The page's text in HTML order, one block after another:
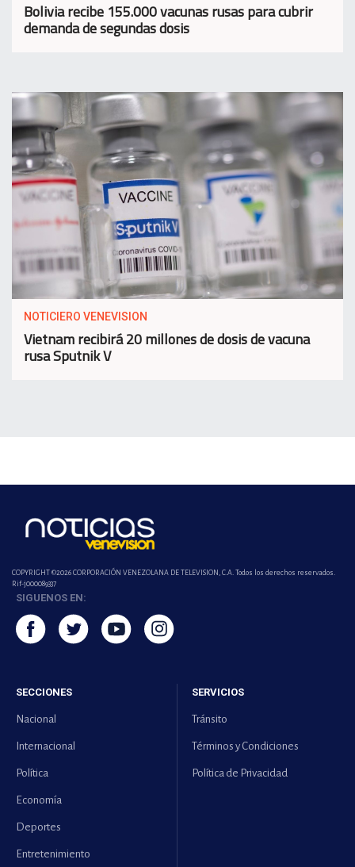
Bolivia recibe 155.000 vacunas rusas para cubrir
demanda de segundas dosis
NOTICIERO VENEVISION
Vietnam recibirá 20 millones de dosis de vacuna
rusa Sputnik V
COPYRIGHT ©2026 CORPORACIÓN VENEZOLANA DE TELEVISION, C.A. Todos los derechos reservados.
Rif-j000089337
SIGUENOS EN:
SECCIONES
Nacional
Internacional
Política
Economía
Deportes
Entretenimiento
SERVICIOS
Tránsito
Términos y Condiciones
Política de Privacidad